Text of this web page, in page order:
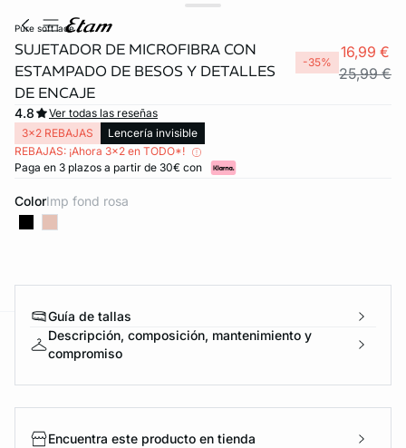
pure soft lace
SUJETADOR DE MICROFIBRA CON
ESTAMPADO DE BESOS Y DETALLES
DE ENCAJE
-35%
16,99 €
25,99 €
4.8
Ver todas las reseñas
3x2 REBAJAS
Lencería invisible
REBAJAS: ¡Ahora 3x2 en TODO*!
Paga en 3 plazos a partir de 30€ con
Color imp fond rosa
Guía de tallas
Descripción, composición, mantenimiento y
compromiso
Encuentra este producto en tienda